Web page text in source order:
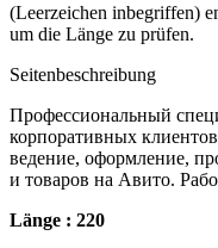
(Leerzeichen inbegriffen)
um die Länge zu prüfen.
Seitenbeschreibung
Профессиональный
корпоративных
ведение, оформление,
и товаров на Авито.
Länge : 220